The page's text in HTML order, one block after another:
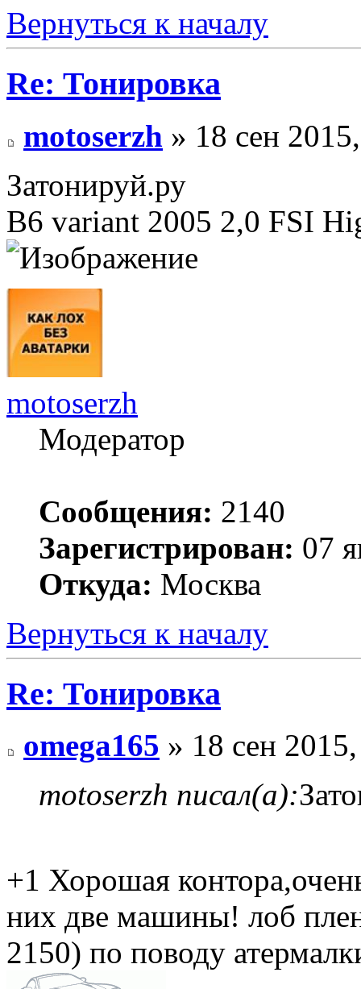
Вернуться к началу
Re: Тонировка
motoserzh » 18 сен
Затонируй.ру
В6 variant 2005 2,0 FSI
motoserzh
Модератор
Сообщения: 2140
Зарегистрирован: 07
Откуда: Москва
Вернуться к началу
Re: Тонировка
omega165 » 18 сен
motoserzh писал(а):
+1 Хорошая
них две машины! лоб
2150) по поводу